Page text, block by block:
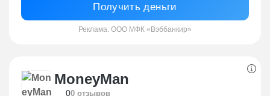
Получить деньги
Реклама: ООО МФК «Вэббанкир»
MoneyMan
00 отзывов